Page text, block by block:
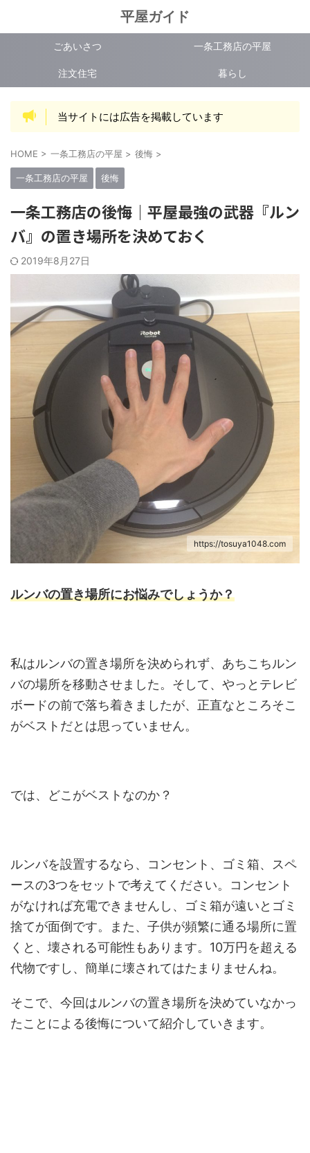
平屋ガイド
ごあいさつ 一条工務店の平屋
注文住宅 暮らし
当サイトには広告を掲載しています
HOME > 一条工務店の平屋 > 後悔 >
一条工務店の平屋 後悔
一条工務店の後悔｜平屋最強の武器『ルン
バ』の置き場所を決めておく
2019年8月27日
https://tosuya1048.com
ルンバの置き場所にお悩みでしょうか？
私はルンバの置き場所を決められず、あちこちルン
バの場所を移動させました。そして、やっとテレビ
ボードの前で落ち着きましたが、正直なところそこ
がベストだとは思っていません。
では、どこがベストなのか？
ルンバを設置するなら、コンセント、ゴミ箱、スペ
ースの3つをセットで考えてください。コンセント
がなければ充電できませんし、ゴミ箱が遠いとゴミ
捨てが面倒です。また、子供が頻繁に通る場所に置
くと、壊される可能性もあります。10万円を超える
代物ですし、簡単に壊されてはたまりませんね。
そこで、今回はルンバの置き場所を決めていなかっ
たことによる後悔について紹介していきます。